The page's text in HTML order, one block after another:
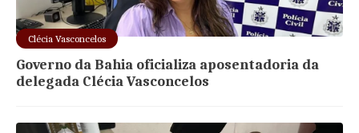
Clécia Vasconcelos
Governo da Bahia oficializa aposentadoria da
delegada Clécia Vasconcelos